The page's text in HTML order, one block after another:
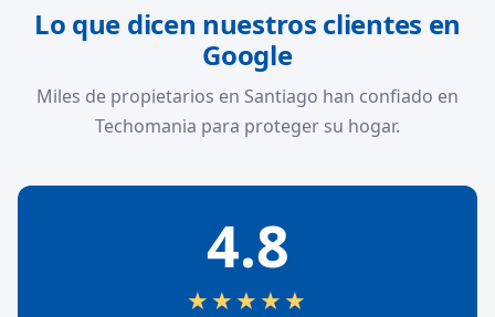
Lo que dicen nuestros clientes en
Google
Miles de propietarios en Santiago han confiado en
Techomania para proteger su hogar.
4.8
★★★★★